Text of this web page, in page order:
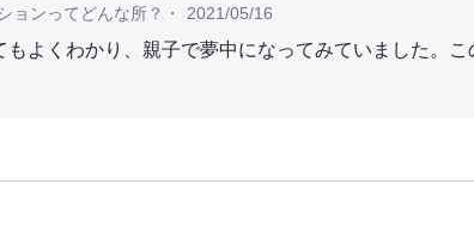
ョンってどんな所？ ・ 2021/05/16
よくわかり、親子で夢中になってみていました。